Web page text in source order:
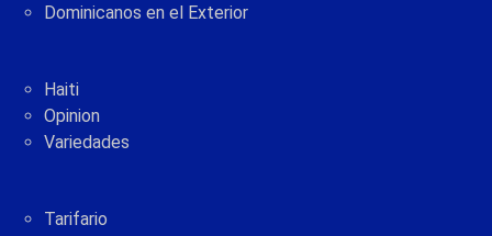
Dominicanos en el Exterior
Haiti
Opinion
Variedades
Tarifario